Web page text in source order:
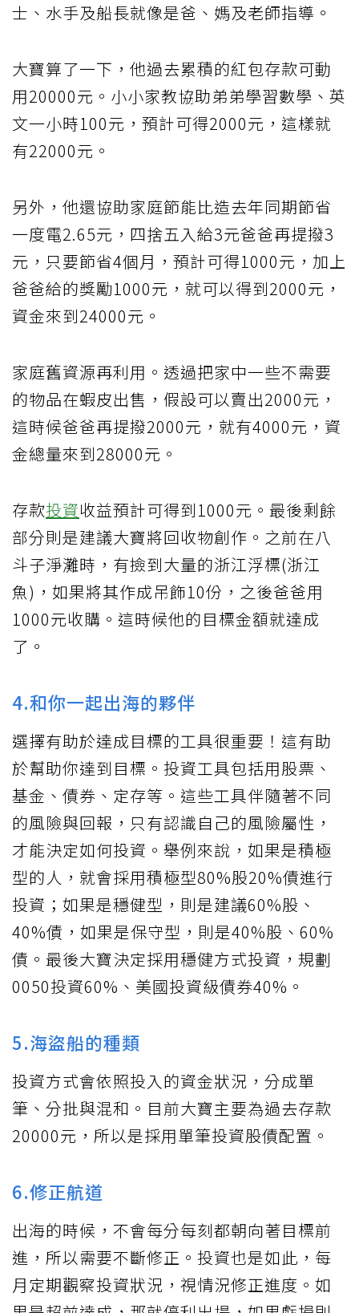
士、水手及船長就像是爸、媽及老師指導。
大寶算了一下，他過去累積的紅包存款可動
用20000元。小小家教協助弟弟學習數學、英
文一小時100元，預計可得2000元，這樣就
有22000元。
另外，他還協助家庭節能比造去年同期節省
一度電2.65元，四捨五入給3元爸爸再提撥3
元，只要節省4個月，預計可得1000元，加上
爸爸給的獎勵1000元，就可以得到2000元，
資金來到24000元。
家庭舊資源再利用。透過把家中一些不需要
的物品在蝦皮出售，假設可以賣出2000元，
這時候爸爸再提撥2000元，就有4000元，資
金總量來到28000元。
存款投資收益預計可得到1000元。最後剩餘
部分則是建議大寶將回收物創作。之前在八
斗子淨灘時，有撿到大量的浙江浮標(浙江
魚)，如果將其作成吊飾10份，之後爸爸用
1000元收購。這時候他的目標金額就達成
了。
4.和你一起出海的夥伴
選擇有助於達成目標的工具很重要！這有助
於幫助你達到目標。投資工具包括用股票、
基金、債券、定存等。這些工具伴隨著不同
的風險與回報，只有認識自己的風險屬性，
才能決定如何投資。舉例來說，如果是積極
型的人，就會採用積極型80%股20%債進行
投資；如果是穩健型，則是建議60%股、
40%債，如果是保守型，則是40%股、60%
債。最後大寶決定採用穩健方式投資，規劃
0050投資60%、美國投資級債券40%。
5.海盜船的種類
投資方式會依照投入的資金狀況，分成單
筆、分批與混和。目前大寶主要為過去存款
20000元，所以是採用單筆投資股債配置。
6.修正航道
出海的時候，不會每分每刻都朝向著目標前
進，所以需要不斷修正。投資也是如此，每
月定期觀察投資狀況，視情況修正進度。如